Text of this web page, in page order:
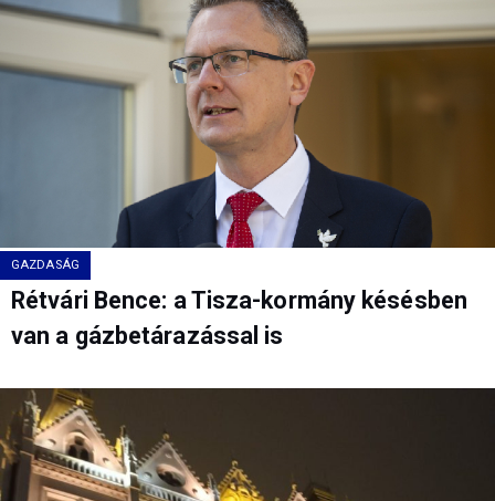
GAZDASÁG
Rétvári Bence: a Tisza-kormány késésben
van a gázbetárazással is